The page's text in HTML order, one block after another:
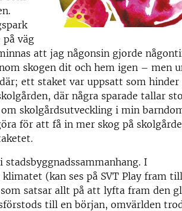
på väg
att jag någonsin gjorde
skogen dit och hem igen – men
ett staket var uppsatt som hinder
där några sparade tallar
skolgårdsutveckling i min
för att få in mer skog på
stadsbyggnadssammanhang. I
(kan ses på SVT Play fram
satsar allt på att lyfta fram den
till en början, omvärlden